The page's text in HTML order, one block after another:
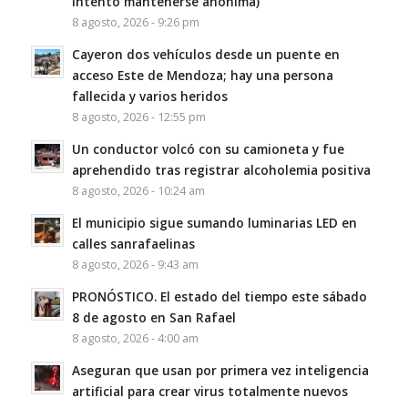
8 agosto, 2026 - 9:26 pm
Cayeron dos vehículos desde un puente en
acceso Este de Mendoza; hay una persona
fallecida y varios heridos
8 agosto, 2026 - 12:55 pm
Un conductor volcó con su camioneta y fue
aprehendido tras registrar alcoholemia positiva
8 agosto, 2026 - 10:24 am
El municipio sigue sumando luminarias LED en
calles sanrafaelinas
8 agosto, 2026 - 9:43 am
PRONÓSTICO. El estado del tiempo este sábado
8 de agosto en San Rafael
8 agosto, 2026 - 4:00 am
Aseguran que usan por primera vez inteligencia
artificial para crear virus totalmente nuevos